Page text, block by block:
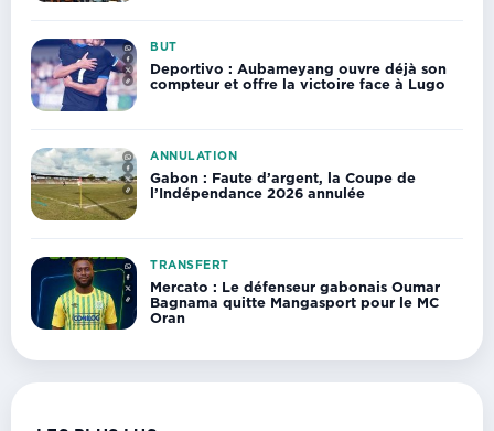
BUT
Deportivo : Aubameyang ouvre déjà son
compteur et offre la victoire face à Lugo
ANNULATION
Gabon : Faute d’argent, la Coupe de
l’Indépendance 2026 annulée
TRANSFERT
Mercato : Le défenseur gabonais Oumar
Bagnama quitte Mangasport pour le MC
Oran